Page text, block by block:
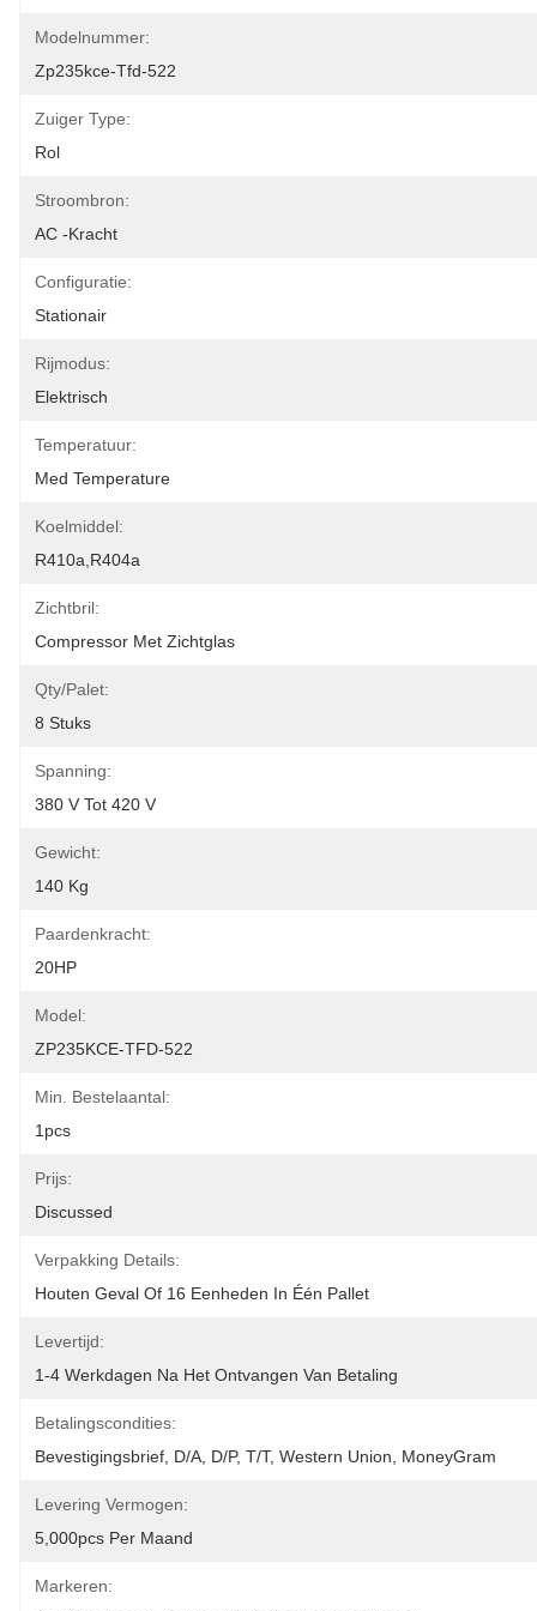
Modelnummer:
Zp235kce-Tfd-522
Zuiger Type:
Rol
Stroombron:
AC -kracht
Configuratie:
Stationair
Rijmodus:
Elektrisch
Temperatuur:
Med Temperature
Koelmiddel:
R410a,R404a
Zichtbril:
Compressor Met Zichtglas
Qty/palet:
8 Stuks
Spanning:
380 V Tot 420 V
Gewicht:
140 Kg
Paardenkracht:
20HP
Model:
ZP235KCE-TFD-522
Min. Bestelaantal:
1pcs
Prijs:
Discussed
Verpakking Details:
Houten Geval Of 16 Eenheden In Één Pallet
Levertijd:
1-4 Werkdagen Na Het Ontvangen Van Betaling
Betalingscondities:
Bevestigingsbrief, D/A, D/P, T/T, Western Union, MoneyGram
Levering Vermogen:
5,000pcs Per Maand
Markeren: